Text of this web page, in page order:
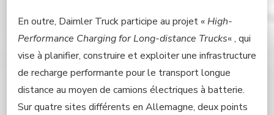
En outre, Daimler Truck participe au projet «High-
Performance Charging for Long-distance Trucks« , qui
vise à planifier, construire et exploiter une infrastructure
de recharge performante pour le transport longue
distance au moyen de camions électriques à batterie.
Sur quatre sites différents en Allemagne, deux points